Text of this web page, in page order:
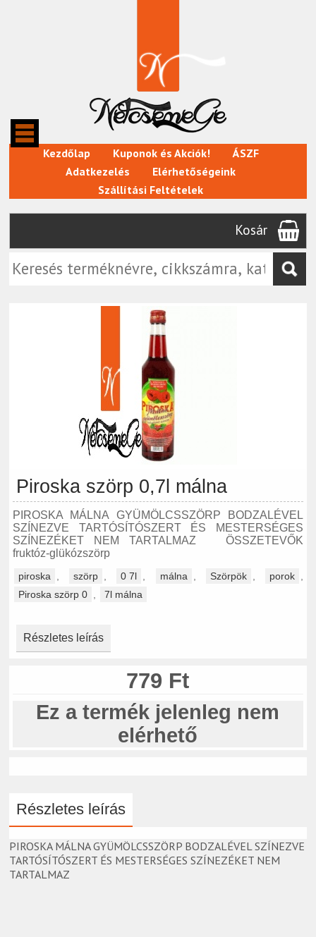
Kezdőlap Kuponok és Akciók!
ÁSZF
Adatkezelés
Elérhetőségeink
Szállítási Feltételek
Kosár
Piroska szörp 0,7l málna
PIROSKA MÁLNA GYÜMÖLCSSZÖRP BODZALÉVEL
SZÍNEZVE TARTÓSÍTÓSZERT ÉS MESTERSÉGES
SZÍNEZÉKET NEM TARTALMAZ ÖSSZETEVŐK
fruktóz-glükózszörp
piroska szörp 0 7l málna Szörpök porok
Piroska szörp 0
7l málna
Részletes leírás
779 Ft
Ez a termék jelenleg nem
elérhető
Részletes leírás
PIROSKA MÁLNA GYÜMÖLCSSZÖRP BODZALÉVEL SZÍNEZVE
TARTÓSÍTÓSZERT ÉS MESTERSÉGES SZÍNEZÉKET NEM
TARTALMAZ